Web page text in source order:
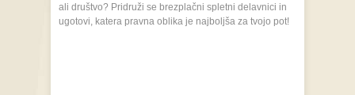
ali društvo? Pridruži se brezplačni spletni delavnici in
ugotovi, katera pravna oblika je najboljša za tvojo pot!